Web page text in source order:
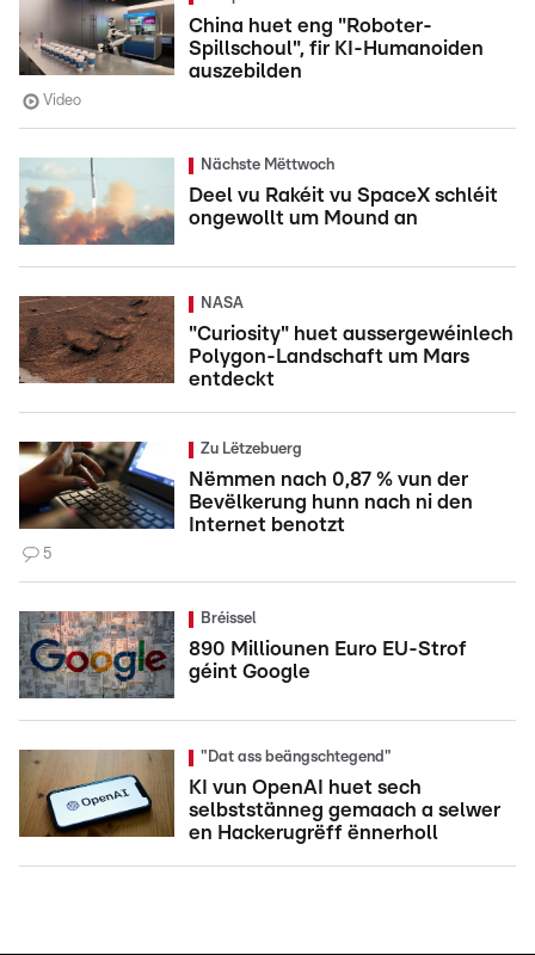
China huet eng "Roboter-
Spillschoul", fir KI-Humanoiden
auszebilden
Video
Nächste Mëttwoch
Deel vu Rakéit vu SpaceX schléit
ongewollt um Mound an
NASA
"Curiosity" huet aussergewéinlech
Polygon-Landschaft um Mars
entdeckt
Zu Lëtzebuerg
Nëmmen nach 0,87 % vun der
Bevëlkerung hunn nach ni den
Internet benotzt
5
Bréissel
890 Milliounen Euro EU-Strof
géint Google
"Dat ass beängschtegend"
KI vun OpenAI huet sech
selbststänneg gemaach a selwer
en Hackerugrëff ënnerholl